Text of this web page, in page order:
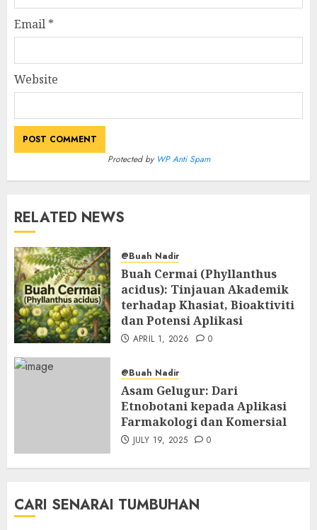
Email *
Website
Protected by WP Anti Spam
RELATED NEWS
@Buah Nadir
Buah Cermai (Phyllanthus
acidus): Tinjauan Akademik
terhadap Khasiat, Bioaktiviti
dan Potensi Aplikasi
APRIL 1, 2026 0
@Buah Nadir
Asam Gelugur: Dari
Etnobotani kepada Aplikasi
Farmakologi dan Komersial
JULY 19, 2025 0
CARI SENARAI TUMBUHAN